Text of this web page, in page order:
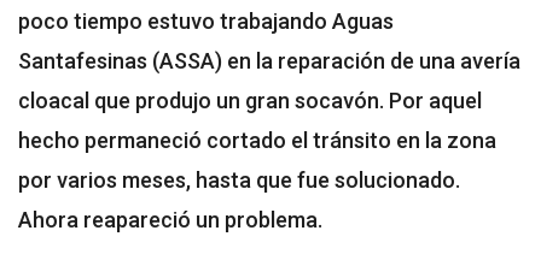
poco tiempo estuvo trabajando Aguas
Santafesinas (ASSA) en la reparación de una avería
cloacal que produjo un gran socavón. Por aquel
hecho permaneció cortado el tránsito en la zona
por varios meses, hasta que fue solucionado.
Ahora reapareció un problema.